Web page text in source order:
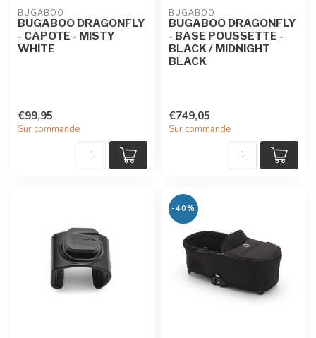
BUGABOO
BUGABOO DRAGONFLY
- CAPOTE - MISTY
WHITE
€99,95
Sur commande
BUGABOO
BUGABOO DRAGONFLY
- BASE POUSSETTE -
BLACK / MIDNIGHT
BLACK
€749,05
Sur commande
-40%